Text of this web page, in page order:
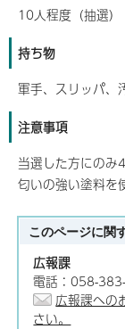
10人程度（抽選）
持ち物
軍手、スリッパ、
注意事項
当選した方にのみ
匂いの強い塗料を
このページに関
広報課
電話：058-
広報課への
さい。